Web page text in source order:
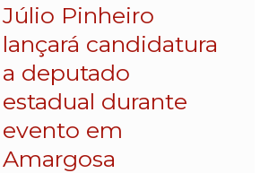
Júlio Pinheiro
lançará candidatura
a deputado
estadual durante
evento em
Amargosa